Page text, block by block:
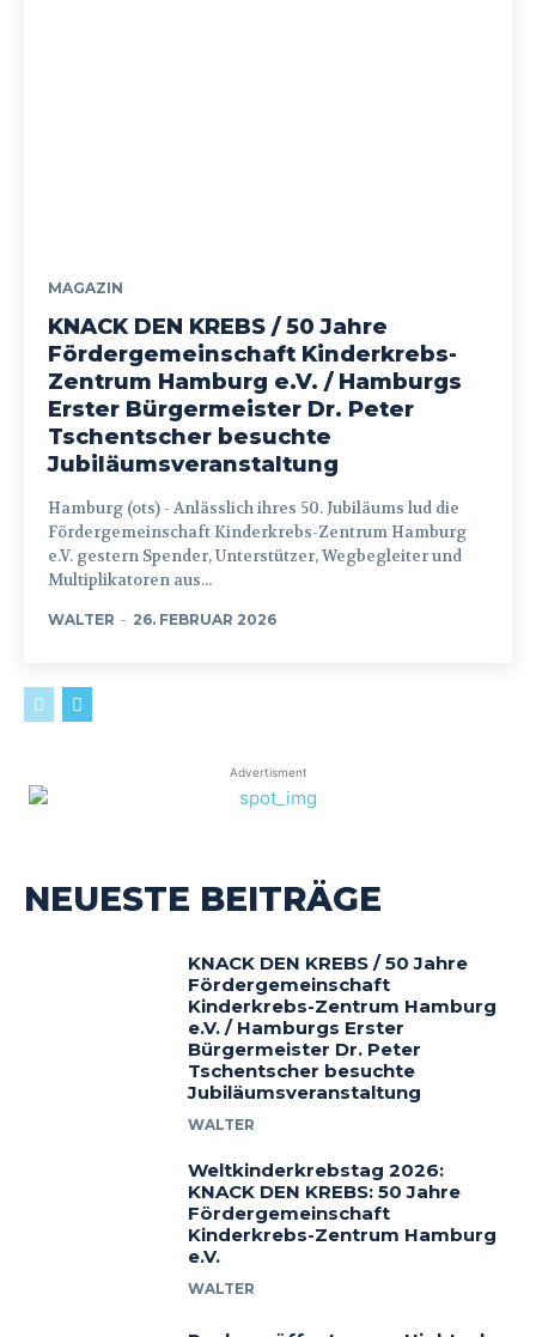
MAGAZIN
KNACK DEN KREBS / 50 Jahre
Fördergemeinschaft Kinderkrebs-
Zentrum Hamburg e.V. / Hamburgs
Erster Bürgermeister Dr. Peter
Tschentscher besuchte
Jubiläumsveranstaltung
Hamburg (ots) - Anlässlich ihres 50. Jubiläums lud die
Fördergemeinschaft Kinderkrebs-Zentrum Hamburg
e.V. gestern Spender, Unterstützer, Wegbegleiter und
Multiplikatoren aus...
WALTER - 26. FEBRUAR 2026
Advertisment
NEUESTE BEITRÄGE
KNACK DEN KREBS / 50 Jahre
Fördergemeinschaft
Kinderkrebs-Zentrum Hamburg
e.V. / Hamburgs Erster
Bürgermeister Dr. Peter
Tschentscher besuchte
Jubiläumsveranstaltung
WALTER
Weltkinderkrebstag 2026:
KNACK DEN KREBS: 50 Jahre
Fördergemeinschaft
Kinderkrebs-Zentrum Hamburg
e.V.
WALTER